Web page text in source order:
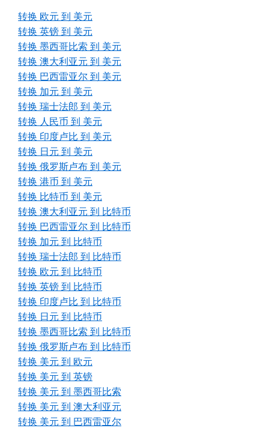
转换 欧元 到 美元
转换 英镑 到 美元
转换 墨西哥比索 到 美元
转换 澳大利亚元 到 美元
转换 巴西雷亚尔 到 美元
转换 加元 到 美元
转换 瑞士法郎 到 美元
转换 人民币 到 美元
转换 印度卢比 到 美元
转换 日元 到 美元
转换 俄罗斯卢布 到 美元
转换 港币 到 美元
转换 比特币 到 美元
转换 澳大利亚元 到 比特币
转换 巴西雷亚尔 到 比特币
转换 加元 到 比特币
转换 瑞士法郎 到 比特币
转换 欧元 到 比特币
转换 英镑 到 比特币
转换 印度卢比 到 比特币
转换 日元 到 比特币
转换 墨西哥比索 到 比特币
转换 俄罗斯卢布 到 比特币
转换 美元 到 欧元
转换 美元 到 英镑
转换 美元 到 墨西哥比索
转换 美元 到 澳大利亚元
转换 美元 到 巴西雷亚尔